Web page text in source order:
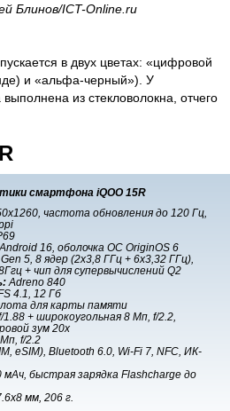
Блинов/ICT-Online.ru
в двух цветах: «цифровой
и «альфа-черный»). У
из стекловолокна, отчего
смартфона iQOO 15R
частота обновления до 120 Гц,
16, оболочка ОС OriginOS 6
5, 8 ядер (2x3,8 ГГц + 6x3,32 ГГц),
+ чип для супервычислений Q2
Adreno 840
4.1, 12 Гб
для карты памяти
+ широкоугольная 8 Мп, f/2.2,
зум 20x
f/2.2
eSIM), Bluetooth 6.0, Wi-Fi 7, NFC, ИК-
мАч, быстрая зарядка Flashcharge до
мм, 206 г.